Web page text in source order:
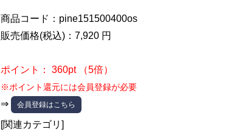
商品コード：pine151500400os
販売価格(税込)：7,920 円
ポイント： 360pt （5倍）
※ポイント還元には会員登録が必要
⇒ 会員登録はこちら
[関連カテゴリ]